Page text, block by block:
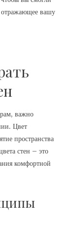
отражающее вашу
важно
Цвет
пространства
стен – это
комфортной